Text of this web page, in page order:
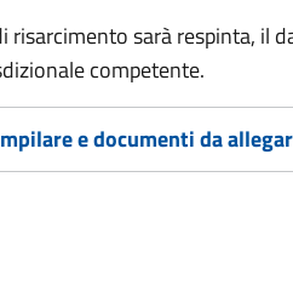
risarcimento sarà respinta, il
competente.
e documenti da